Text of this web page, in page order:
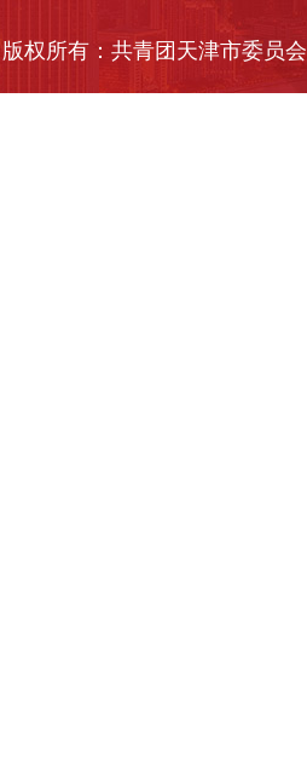
版权所有：共青团天津市委